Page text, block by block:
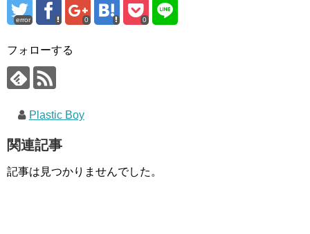
error 0 0
フォローする
Plastic Boy
関連記事
記事は見つかりませんでした。